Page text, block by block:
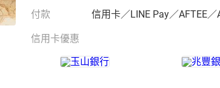
付款 信用卡／LINE Pay／AFTEE／
信用卡優惠